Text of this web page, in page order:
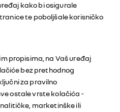
kako bi osigurale
te poboljšale korisničko
propisima, na Vaš uređaj
bez prethodnog
za pravilno
ostale vrste kolačića -
marketinške ili